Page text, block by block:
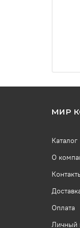
МИР
Каталог
О
Оплата
Личный